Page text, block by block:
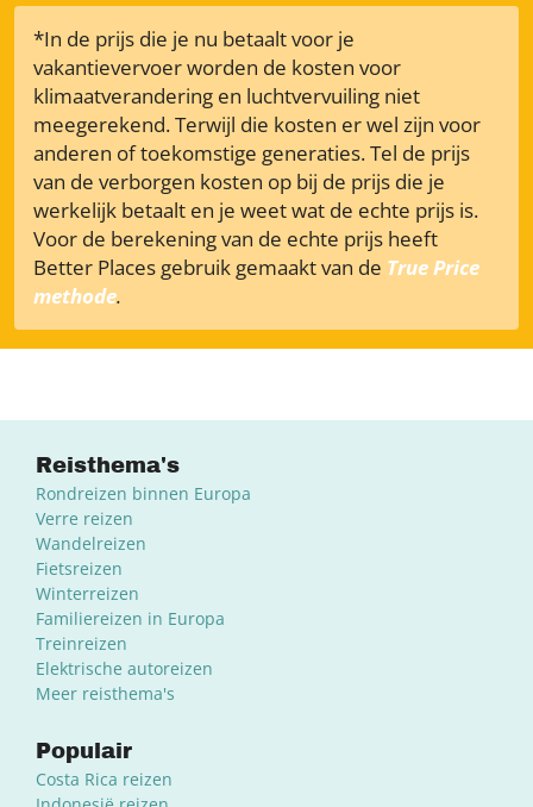
*In de prijs die je nu betaalt voor je
vakantievervoer worden de kosten voor
klimaatverandering en luchtvervuiling niet
meegerekend. Terwijl die kosten er wel zijn voor
anderen of toekomstige generaties. Tel de prijs
van de verborgen kosten op bij de prijs die je
werkelijk betaalt en je weet wat de echte prijs is.
Voor de berekening van de echte prijs heeft
Better Places gebruik gemaakt van de True Price
methode.
Reisthema's
Rondreizen binnen Europa
Verre reizen
Wandelreizen
Fietsreizen
Winterreizen
Familiereizen in Europa
Treinreizen
Elektrische autoreizen
Meer reisthema's
Populair
Costa Rica reizen